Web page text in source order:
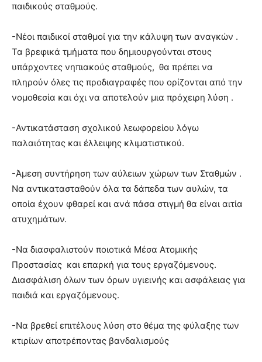
παιδικούς σταθμούς.
-Νέοι παιδικοί σταθμοί για την κάλυψη των αναγκών .
Τα βρεφικά τμήματα που δημιουργούνται στους
υπάρχοντες νηπιακούς σταθμούς, θα πρέπει να
πληρούν όλες τις προδιαγραφές που ορίζονται από την
νομοθεσία και όχι να αποτελούν μια πρόχειρη λύση .
-Αντικατάσταση σχολικού λεωφορείου λόγω
παλαιότητας και έλλειψης κλιματιστικού.
-Άμεση συντήρηση των αύλειων χώρων των Σταθμών .
Να αντικατασταθούν όλα τα δάπεδα των αυλών, τα
οποία έχουν φθαρεί και ανά πάσα στιγμή θα είναι αιτία
ατυχημάτων.
-Να διασφαλιστούν ποιοτικά Μέσα Ατομικής
Προστασίας και επαρκή για τους εργαζόμενους.
Διασφάλιση όλων των όρων υγιεινής και ασφάλειας για
παιδιά και εργαζόμενους.
-Να βρεθεί επιτέλους λύση στο θέμα της φύλαξης των
κτιρίων αποτρέποντας βανδαλισμούς